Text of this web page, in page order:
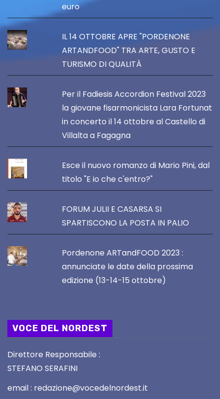
euro
IL 14 OTTOBRE APRE "PORDENONE
ARTANDFOOD" TRA ARTE, GUSTO E
TURISMO DI QUALITÀ
Per il Fadiesis Accordion Festival 2023
la giovane fisarmonicista Lara Fortunat
in concerto il 14 ottobre al Castello di
Villalta a Fagagna
Esce il nuovo romanzo di Mario Pini, dal
titolo "E io che c'entro?"
FORUM JULII E CASARSA SI
SPARTISCONO LA POSTA IN PALIO
Pordenone ARTandFOOD 2023 :
annunciate le date della prossima
edizione (13-14-15 ottobre)
VOCE DEL NORDEST
Direttore Responsabile :
STEFANO SERAFINI
email : redazione@vocedelnordest.it